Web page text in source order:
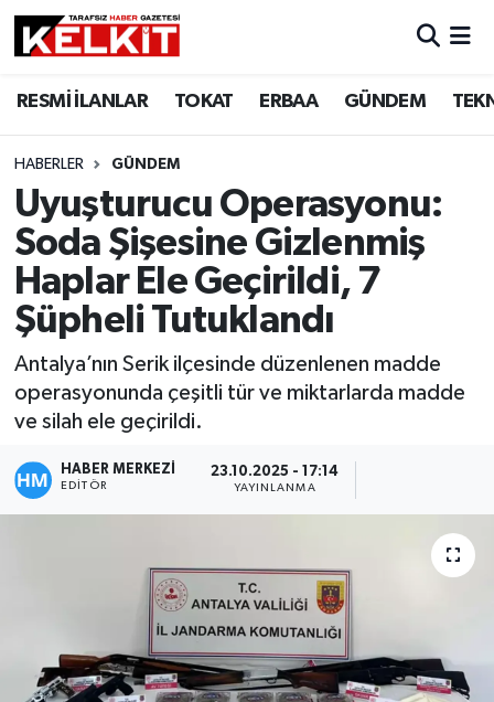
RESMİ İLANLAR TOKAT ERBAA GÜNDEM
HABERLER GÜNDEM
Uyuşturucu Operasyonu:
Soda Şişesine Gizlenmiş
Haplar Ele Geçirildi, 7
Şüpheli Tutuklandı
Antalya’nın Serik ilçesinde düzenlenen madde
operasyonunda çeşitli tür ve miktarlarda madde
ve silah ele geçirildi.
HABER MERKEZİ
EDITÖR
23.10.2025 - 17:14
YAYINLANMA